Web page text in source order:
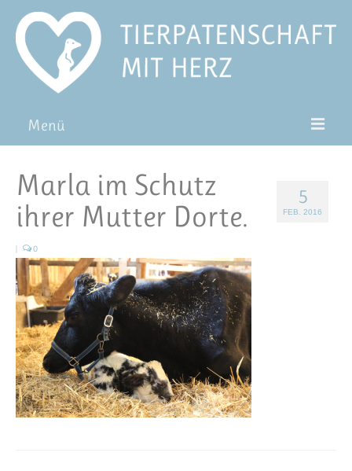
Menü
Pat*in werden
Blog
FAQ
5
FEB. 2016
Marla im Schutz
ihrer Mutter Dorte.
| 0